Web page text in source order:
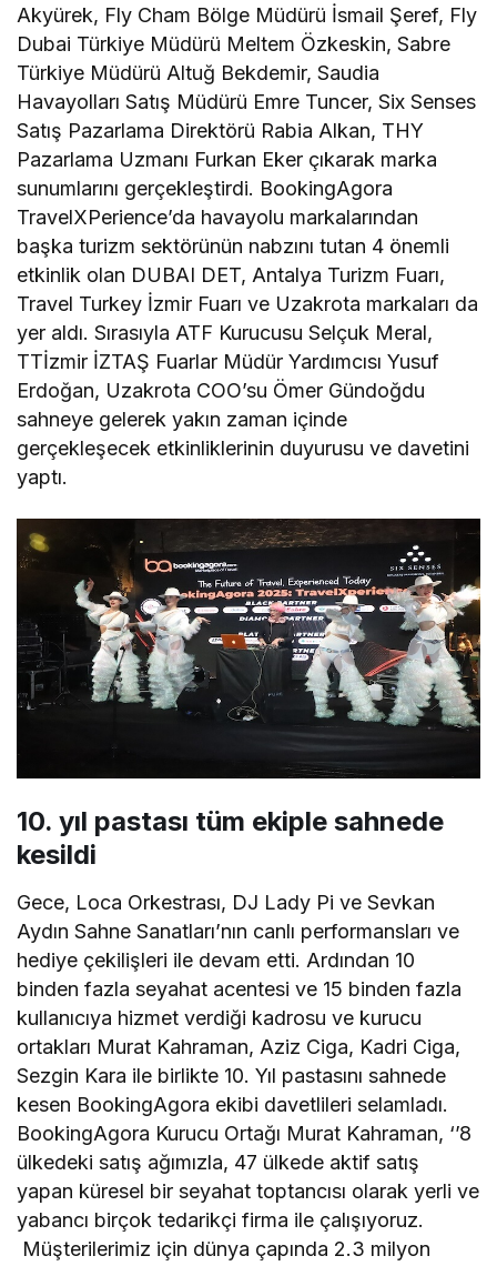
Akyürek, Fly Cham Bölge Müdürü İsmail Şeref, Fly
Dubai Türkiye Müdürü Meltem Özkeskin, Sabre
Türkiye Müdürü Altuğ Bekdemir, Saudia
Havayolları Satış Müdürü Emre Tuncer, Six Senses
Satış Pazarlama Direktörü Rabia Alkan, THY
Pazarlama Uzmanı Furkan Eker çıkarak marka
sunumlarını gerçekleştirdi. BookingAgora
TravelXPerience’da havayolu markalarından
başka turizm sektörünün nabzını tutan 4 önemli
etkinlik olan DUBAI DET, Antalya Turizm Fuarı,
Travel Turkey İzmir Fuarı ve Uzakrota markaları da
yer aldı. Sırasıyla ATF Kurucusu Selçuk Meral,
TTİzmir İZTAŞ Fuarlar Müdür Yardımcısı Yusuf
Erdoğan, Uzakrota COO’su Ömer Gündoğdu
sahneye gelerek yakın zaman içinde
gerçekleşecek etkinliklerinin duyurusu ve davetini
yaptı.
10. yıl pastası tüm ekiple sahnede
kesildi
Gece, Loca Orkestrası, DJ Lady Pi ve Sevkan
Aydın Sahne Sanatları’nın canlı performansları ve
hediye çekilişleri ile devam etti. Ardından 10
binden fazla seyahat acentesi ve 15 binden fazla
kullanıcıya hizmet verdiği kadrosu ve kurucu
ortakları Murat Kahraman, Aziz Ciga, Kadri Ciga,
Sezgin Kara ile birlikte 10. Yıl pastasını sahnede
kesen BookingAgora ekibi davetlileri selamladı.
BookingAgora Kurucu Ortağı Murat Kahraman, ‘’8
ülkedeki satış ağımızla, 47 ülkede aktif satış
yapan küresel bir seyahat toptancısı olarak yerli ve
yabancı birçok tedarikçi firma ile çalışıyoruz.
Müşterilerimiz için dünya çapında 2.3 milyon